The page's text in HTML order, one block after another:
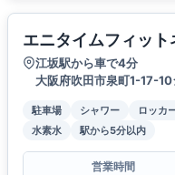
エニタイムフィッ
江坂駅から車で4分
大阪府吹田市泉町1-17-
駐車場 シャワー ロッカ
水素水
駅から5分以内
営業時間